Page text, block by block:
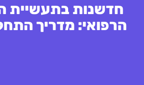
חדשנות בתעשיית
הרפואי: מדריך